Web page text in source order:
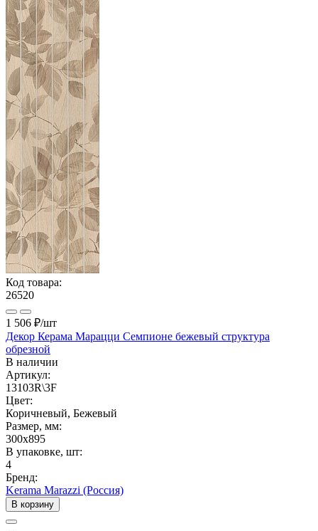
Код товара:
26520
1 506 ₽/шт
Декор Керама Марацци Семпионе бежевый структура
обрезной
В наличии
Артикул:
13103R\3F
Цвет:
Коричневый, Бежевый
Размер, мм:
300x895
В упаковке, шт:
4
Бренд:
Kerama Marazzi (Россия)
В корзину